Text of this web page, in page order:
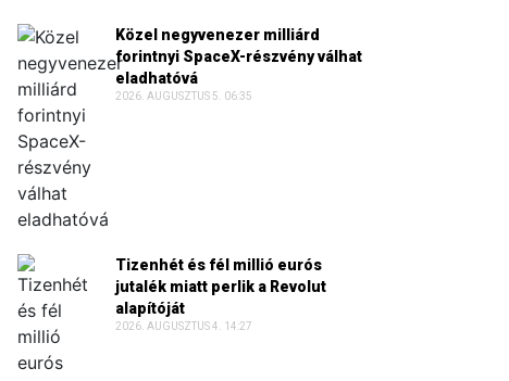
Közel negyvenezer milliárd
forintnyi SpaceX-részvény válhat
eladhatóvá
2026. AUGUSZTUS 5. 06:35
Tizenhét és fél millió eurós
jutalék miatt perlik a Revolut
alapítóját
2026. AUGUSZTUS 4. 14:27